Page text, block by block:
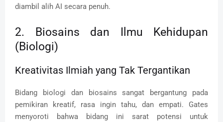
diambil alih AI secara penuh.
2. Biosains dan Ilmu Kehidupan
(Biologi)
Kreativitas Ilmiah yang Tak Tergantikan
Bidang biologi dan biosains sangat bergantung pada
pemikiran kreatif, rasa ingin tahu, dan empati. Gates
menyoroti bahwa bidang ini sarat potensi untuk